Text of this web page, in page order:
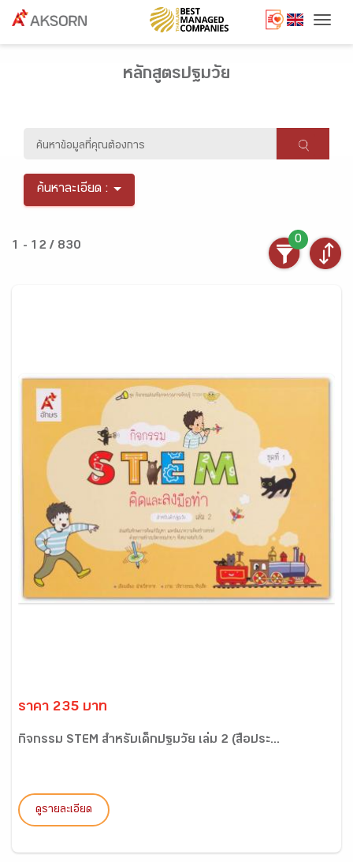
หลักสูตรปฐมวัย
ค้นหาละเอียด :
1 - 12 / 830
0
ราคา 235 บาท
กิจกรรม STEM สำหรับเด็กปฐมวัย เล่ม 2 (สื่อประ...
ดูรายละเอียด